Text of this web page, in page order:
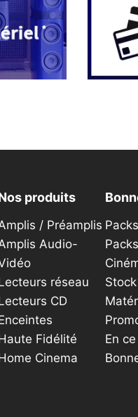
produits
/ Préamplis
Audio-
réseau
CD
Fidélité
Cinema
En